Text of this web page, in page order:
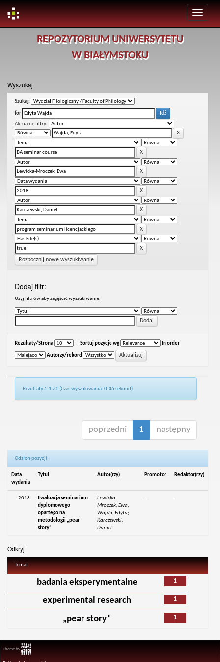
REPOZYTORIUM UNIWERSYTETU
W BIAŁYMSTOKU
Wyszukaj
Szukaj:
for
Aktualne filtry:
Rozpocznij nowe wyszukiwanie
Dodaj filtr:
Uzyj filtrów aby zagęścić wyszukiwanie.
Rezultaty/Strona Sortuj pozycje wg In order
Autorzy/rekord
Rezultaty 1-1 z 1 (Czas wyszukiwania: 0.06 sekund).
poprzedni 1 następny
Odsłon pozycji:
Data
wydania
Tytuł Autor(rzy) Promotor Redaktor(rzy)
2018
Ewaluacja seminarium
dyplomowego
opartego na
metodologii „pear
story”
Lewicka-
Mroczek, Ewa;
Wajda, Edyta;
Karczewski,
Daniel
- -
Odkryj
Temat
1
badania eksperymentalne
1
experimental research
1
„pear story”
Theme by